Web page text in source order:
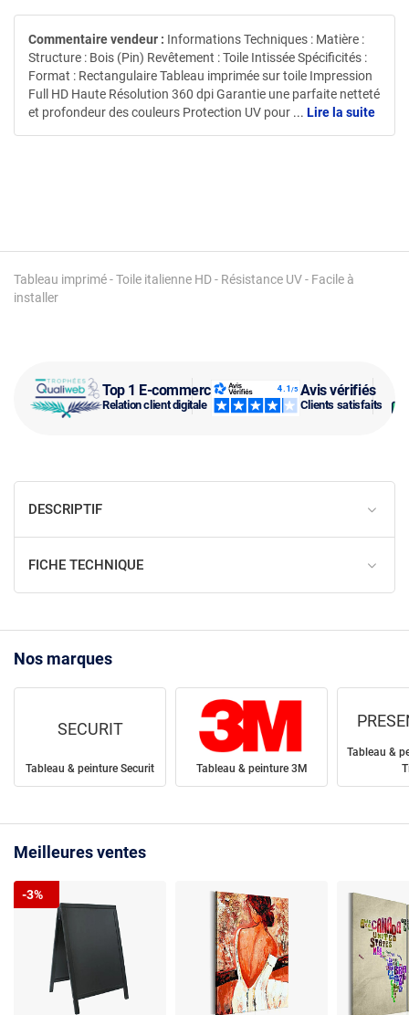
Top 1 E-commerce
Relation client digitale
Avis vérifiés
Clients satisfaits
Tableau imprimé - Toile italienne HD - Résistance UV - Facile à
installer
Commentaire vendeur : Informations Techniques : Matière :
Structure : Bois (Pin) Revêtement : Toile Intissée Spécificités :
Format : Rectangulaire Tableau imprimée sur toile Impression
Full HD Haute Résolution 360 dpi Garantie une parfaite netteté
et profondeur des couleurs Protection UV pour ... Lire la suite
DESCRIPTIF
FICHE TECHNIQUE
Nos marques
SECURIT
Tableau & peinture Securit Tableau & peinture 3M
Tableau &
Meilleures ventes
-3%